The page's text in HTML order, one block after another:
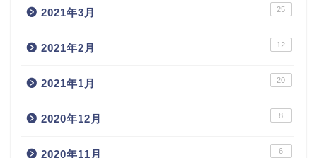
2021年3月 25
2021年2月 12
2021年1月 20
2020年12月 8
2020年11月 6